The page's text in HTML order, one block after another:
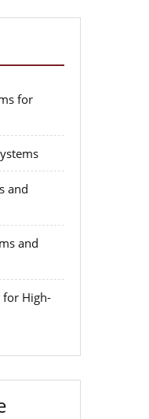
for
and
and
for High-